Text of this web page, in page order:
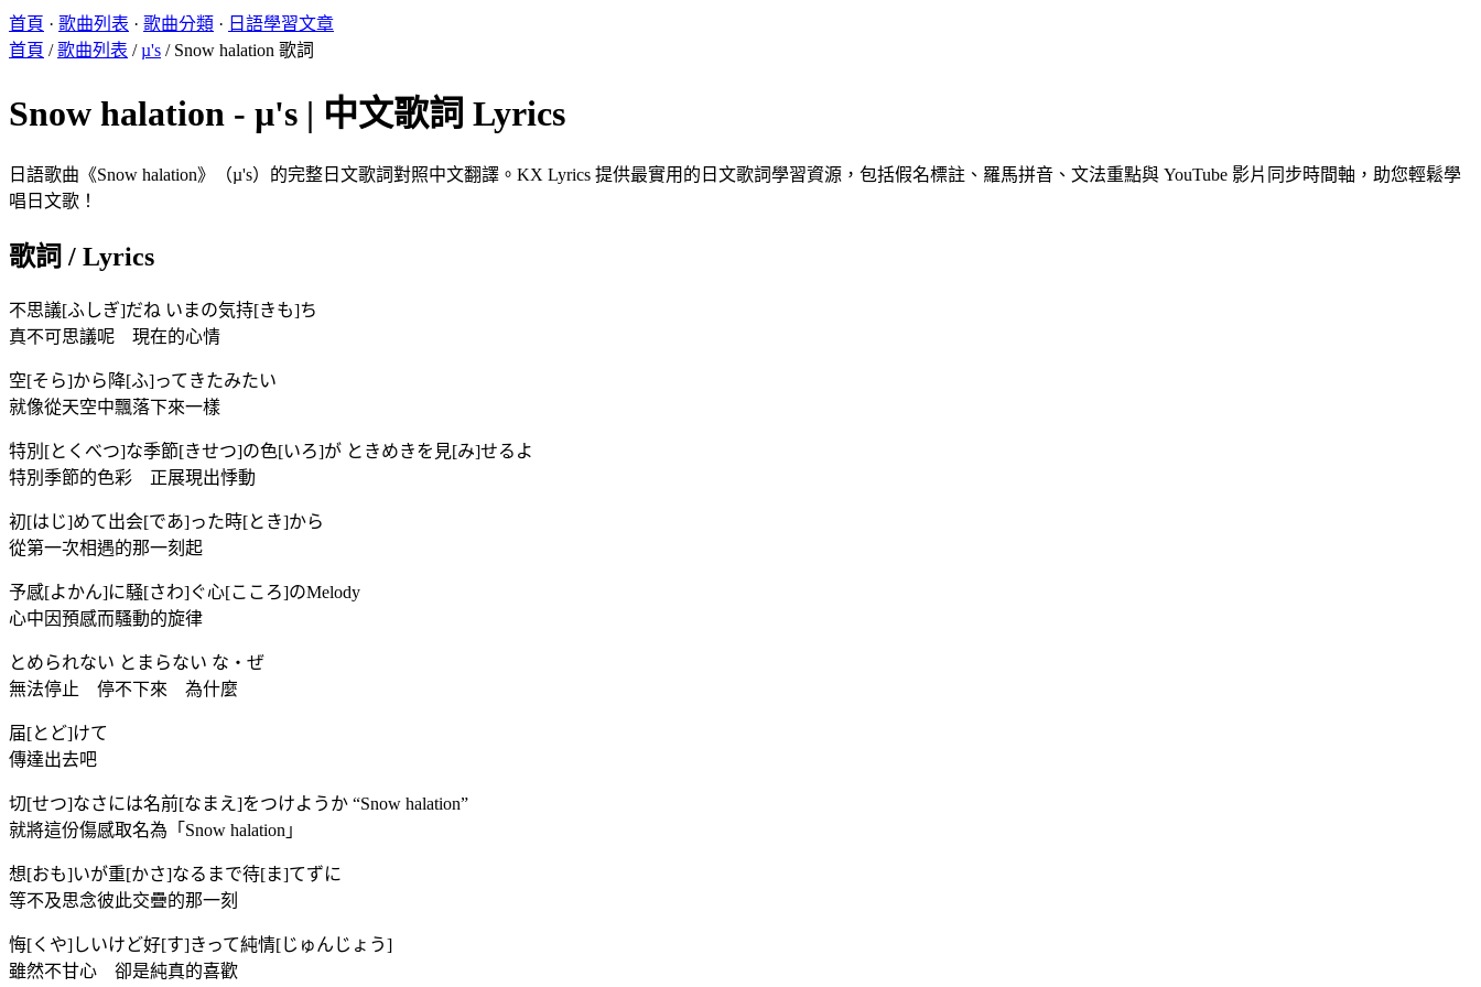
首頁 · 歌曲列表 · 歌曲分類 · 日語學習文章
首頁 /歌曲列表 /µ's / Snow halation 歌詞
Snow halation - µ's | 中文歌詞 Lyrics
日語歌曲《Snow halation》（µ's）的完整日文歌詞對照中文翻譯。KX Lyrics 提供最實用的日文歌詞學習資源，包括假名標註、羅馬拼音、文法重點與 YouTube 影片同步時間軸，助您輕鬆學
唱日文歌！
歌詞 / Lyrics
不思議[ふしぎ]だね いまの気持[きも]ち
真不可思議呢 現在的心情
空[そら]から降[ふ]ってきたみたい
就像從天空中飄落下來一樣
特別[とくべつ]な季節[きせつ]の色[いろ]が ときめきを見[み]せるよ
特別季節的色彩 正展現出悸動
初[はじ]めて出会[であ]った時[とき]から
從第一次相遇的那一刻起
予感[よかん]に騒[さわ]ぐ心[こころ]のMelody
心中因預感而騷動的旋律
とめられない とまらない な・ぜ
無法停止 停不下來 為什麼
届[とど]けて
傳達出去吧
切[せつ]なさには名前[なまえ]をつけようか “Snow halation”
就將這份傷感取名為「Snow halation」
想[おも]いが重[かさ]なるまで待[ま]てずに
等不及思念彼此交疊的那一刻
悔[くや]しいけど好[す]きって純情[じゅんじょう]
雖然不甘心 卻是純真的喜歡